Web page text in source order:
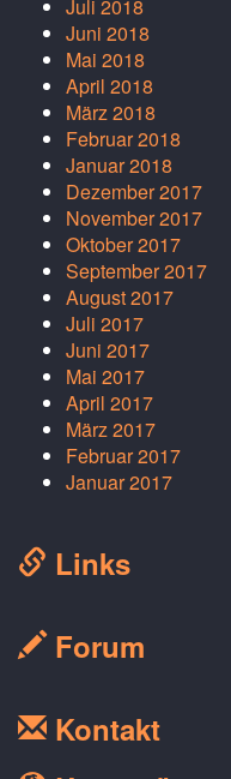
Juli 2018
Juni 2018
Mai 2018
April 2018
März 2018
Februar 2018
Januar 2018
Dezember 2017
November 2017
Oktober 2017
September 2017
August 2017
Juli 2017
Juni 2017
Mai 2017
April 2017
März 2017
Februar 2017
Januar 2017
Links
Forum
Kontakt